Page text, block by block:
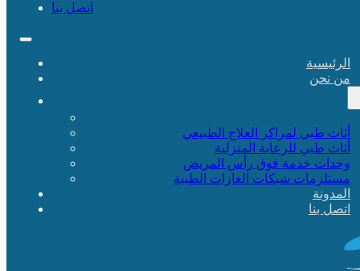
اتصل بنا
الرئيسية
من نحن
أثاث طبي لمراكز العلاج الطبيعي
أثاث طبي للرعاية المنزلية
وحدات خدمة فوق رأس المريض
مستلزمات شبكات الغازات الطبية
المدونة
اتصل بنا